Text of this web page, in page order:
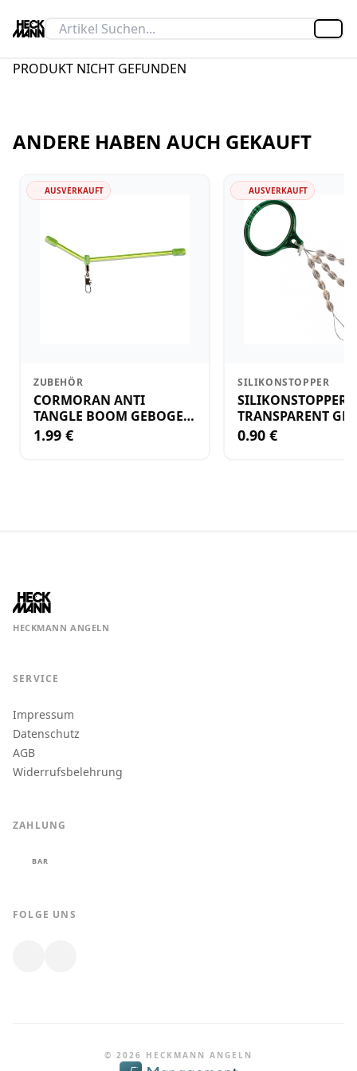
PRODUKT NICHT GEFUNDEN
ANDERE HABEN AUCH GEKAUFT
AUSVERKAUFT
ZUBEHÖR
CORMORAN ANTI
TANGLE BOOM GEBOGEN
12CM M.WIRBEL(PLASTIK)
1.99 €
AUSVERKAUFT
SILIKONSTOPPER
SILIKONSTOPPER
TRANSPARENT
KLEIN
0.90 €
HECKMANN ANGELN
SERVICE
Impressum
Datenschutz
AGB
Widerrufsbelehrung
ZAHLUNG
BAR
FOLGE UNS
© 2026 HECKMANN ANGELN